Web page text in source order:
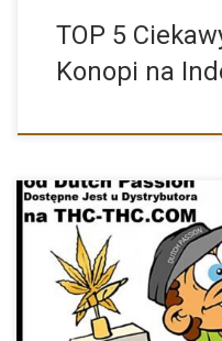
TOP 5
Konopi na
White Widow oferowana
zdecydowanie produkt […]